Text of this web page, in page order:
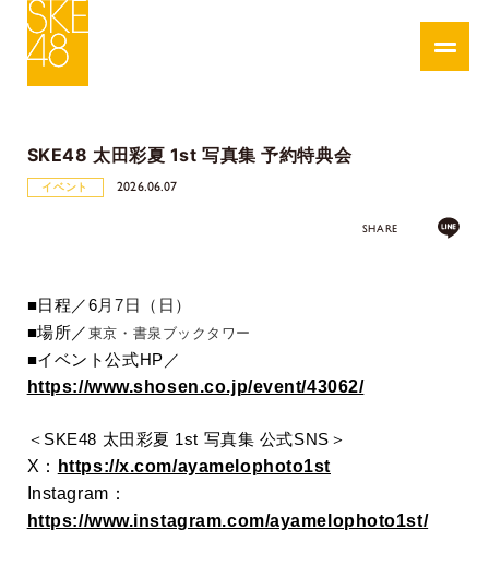
SKE48 太田彩夏 1st 写真集 予約特典会
イベント 2026.06.07
SHARE
■日程／6月7日（日）
■場所／ 東京・書泉ブックタワー
■イベント公式HP ／
https://www.shosen.co.jp/event/43062/
＜ SKE48 太田彩夏 1st 写真集 公式SNS＞
X：
https://x.com/ayamelophoto1st
Instagram：
https://www.instagram.com/ayamelophoto1st/